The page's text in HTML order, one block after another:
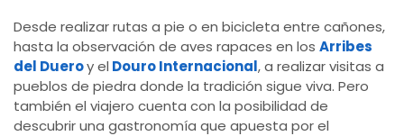
Desde realizar rutas a pie o en bicicleta entre cañones,
hasta la observación de aves rapaces en los Arribes
del Dueroy el Douro Internacional, a realizar visitas a
pueblos de piedra donde la tradición sigue viva. Pero
también el viajero cuenta con la posibilidad de
descubrir una gastronomía que apuesta por el